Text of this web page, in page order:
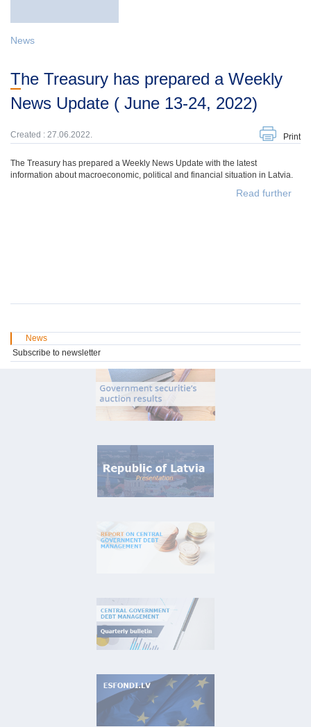
News
The Treasury has prepared a Weekly
News Update ( June 13-24, 2022)
Created : 27.06.2022. Print
The Treasury has prepared a Weekly News Update with the latest
information about macroeconomic, political and financial situation in Latvia.
Read further
News
Subscribe to newsletter